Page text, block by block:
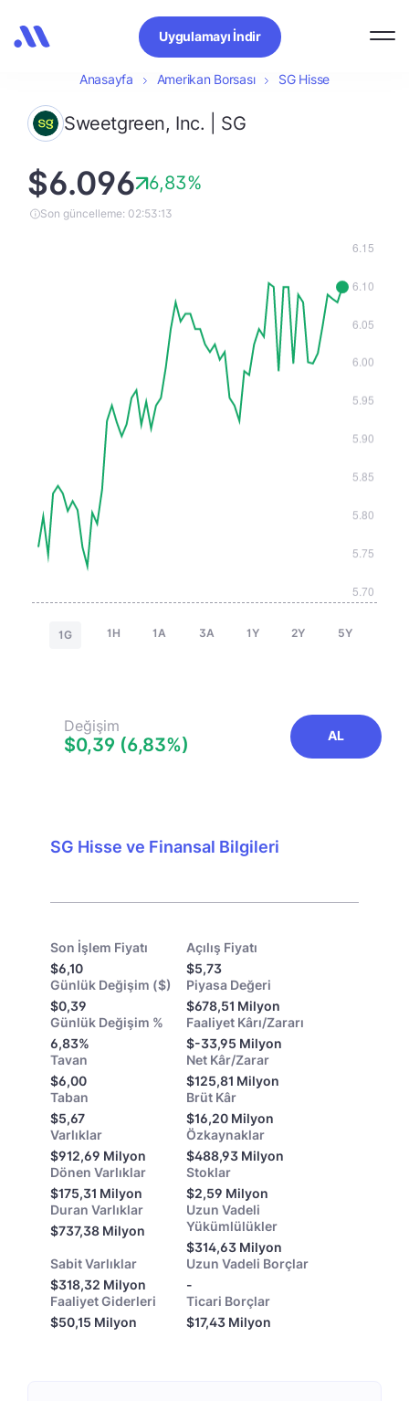
Uygulamayı İndir
Anasayfa Amerikan Borsası SG Hisse
Sweetgreen, Inc. | SG
$6.096 6,83%
Son güncelleme: 02:53:13
1G 1H 1A 3A 1Y 2Y 5Y
Değişim
$0,39 (6,83%) AL
SG Hisse ve Finansal Bilgileri
Son İşlem Fiyatı
$6,10
Açılış Fiyatı
$5,73
Günlük Değişim ($)
$0,39
Piyasa Değeri
$678,51 Milyon
Günlük Değişim %
6,83%
Faaliyet Kârı/Zararı
$-33,95 Milyon
Tavan
$6,00
Net Kâr/Zarar
$125,81 Milyon
Taban
$5,67
Brüt Kâr
$16,20 Milyon
Varlıklar
$912,69 Milyon
Özkaynaklar
$488,93 Milyon
Dönen Varlıklar
$175,31 Milyon
Stoklar
$2,59 Milyon
Duran Varlıklar
$737,38 Milyon
Uzun Vadeli
Yükümlülükler
$314,63 Milyon
Sabit Varlıklar
$318,32 Milyon
Uzun Vadeli Borçlar
-
Faaliyet Giderleri
$50,15 Milyon
Ticari Borçlar
$17,43 Milyon